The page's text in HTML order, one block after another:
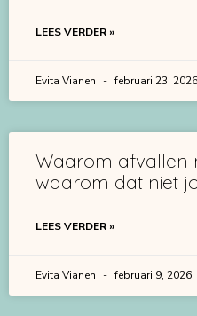
LEES VERDER »
Evita Vianen februari 23, 2026
Waarom afvallen
waarom dat niet
LEES VERDER »
Evita Vianen februari 9, 2026